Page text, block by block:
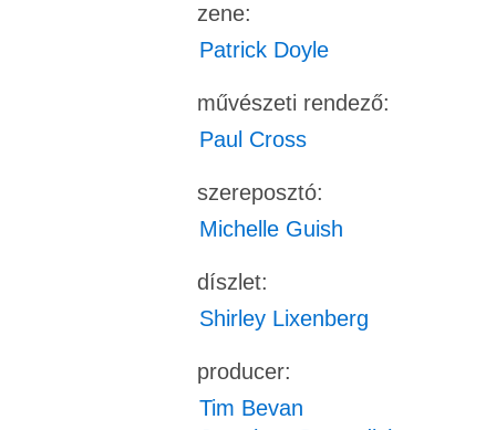
zene:
Patrick Doyle
művészeti rendező:
Paul Cross
szereposztó:
Michelle Guish
díszlet:
Shirley Lixenberg
producer:
Tim Bevan